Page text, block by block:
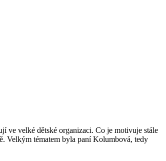
ve velké dětské organizaci. Co je motivuje stále
Velkým tématem byla paní Kolumbová, tedy